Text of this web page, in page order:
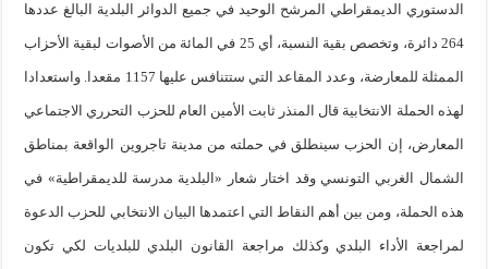
الدستوري الديمقراطي المرشح الوحيد في جميع الدوائر البلدية البالغ عددها
264 دائرة، وتخصص بقية النسبة، أي 25 في المائة من الأصوات لبقية الأحزاب
الممثلة للمعارضة، وعدد المقاعد التي ستتنافس عليها 1157 مقعدا. واستعدادا
لهذه الحملة الانتخابية قال المنذر ثابت الأمين العام للحزب التحرري الاجتماعي
المعارض، إن الحزب سينطلق في حملته من مدينة تاجروين الواقعة بمناطق
الشمال الغربي التونسي وقد اختار شعار «البلدية مدرسة للديمقراطية» في
هذه الحملة، ومن بين أهم النقاط التي اعتمدها البيان الانتخابي للحزب الدعوة
لمراجعة الأداء البلدي وكذلك مراجعة القانون البلدي للبلديات لكي تكون